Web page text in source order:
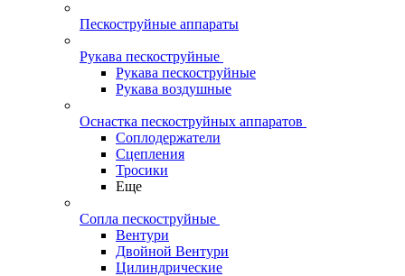
Пескоструйные аппараты
Рукава пескоструйные
Рукава пескоструйные
Рукава воздушные
Оснастка пескоструйных аппаратов
Соплодержатели
Сцепления
Тросики
Еще
Сопла пескоструйные
Вентури
Двойной Вентури
Цилиндрические